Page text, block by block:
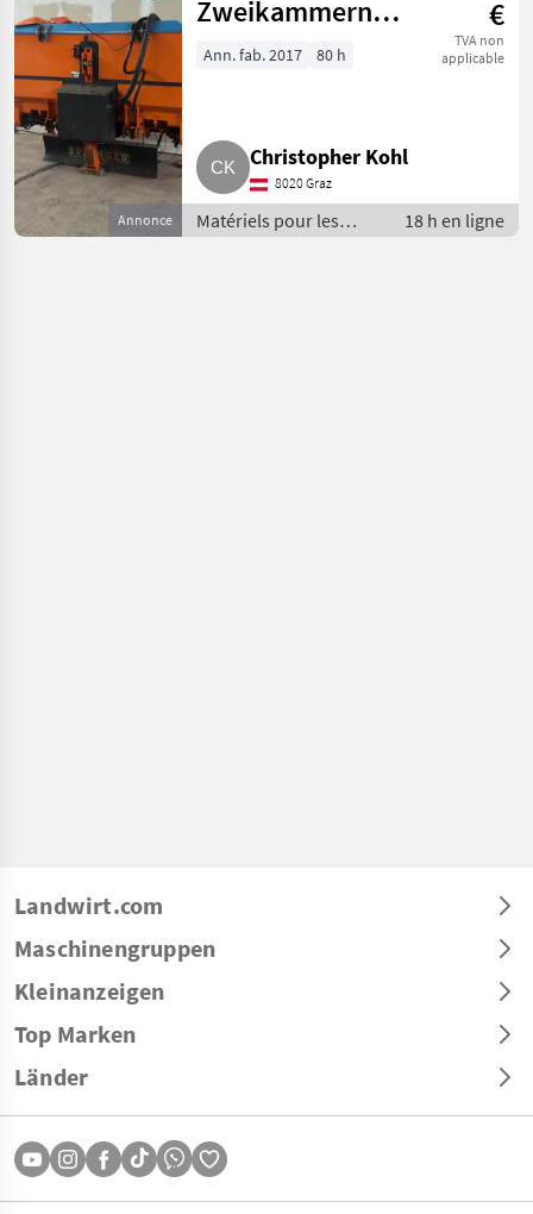
Annonce
Zweikammernstreuer
SD
€
TVA non
applicable
Ann. fab. 2017 80 h
Christopher Kohl
8020 Graz
Matériels pour les
services publics /
18 h en ligne
Landwirt.com
Maschinengruppen
Kleinanzeigen
Top Marken
Länder